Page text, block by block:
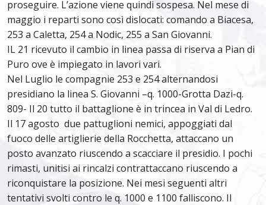
proseguire. L’azione viene quindi sospesa. Nel mese di
maggio i reparti sono così dislocati: comando a Biacesa,
253 a Caletta, 254 a Nodic, 255 a San Giovanni.
IL 21 ricevuto il cambio in linea passa di riserva a Pian di
Puro ove è impiegato in lavori vari.
Nel Luglio le compagnie 253 e 254 alternandosi
presidiano la linea S. Giovanni –q. 1000-Grotta Dazi-q.
809- Il 20 tutto il battaglione è in trincea in Val di Ledro.
Il 17 agosto due pattuglioni nemici, appoggiati dal
fuoco delle artiglierie della Rocchetta, attaccano un
posto avanzato riuscendo a scacciare il presidio. I pochi
rimasti, unitisi ai rincalzi contrattaccano riuscendo a
riconquistare la posizione. Nei mesi seguenti altri
tentativi svolti contro le q. 1000 e 1100 falliscono. Il